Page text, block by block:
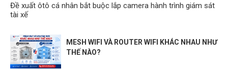
Đề xuất ôtô cá nhân bắt buộc lắp camera hành trình giám sát
tài xế
MESH WIFI VÀ ROUTER WIFI KHÁC NHAU NHƯ
THẾ NÀO?